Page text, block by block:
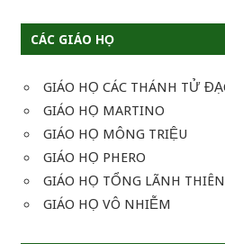
CÁC GIÁO HỌ
GIÁO HỌ CÁC THÁNH TỬ
GIÁO HỌ MARTINO
GIÁO HỌ MÔNG TRIỆU
GIÁO HỌ PHERO
GIÁO HỌ TỔNG LÃNH
GIÁO HỌ VÔ NHIỄM